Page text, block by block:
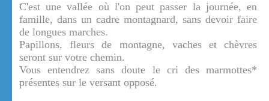
C'est une vallée où l'on peut passer la journée, en
famille, dans un cadre montagnard, sans devoir faire
de longues marches.
Papillons, fleurs de montagne, vaches et chèvres
seront sur votre chemin.
Vous entendrez sans doute le cri des marmottes*
présentes sur le versant opposé.